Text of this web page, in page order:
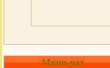
Мини-чат